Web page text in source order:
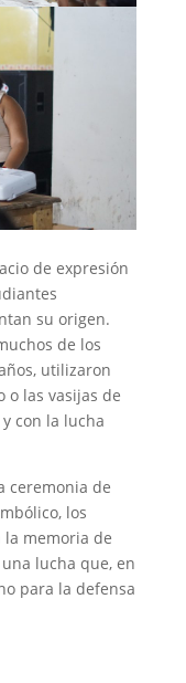
de expresión
su origen.
de los
utilizaron
o las vasijas de
con la lucha
ceremonia de
los
la memoria de
lucha que, en
para la defensa